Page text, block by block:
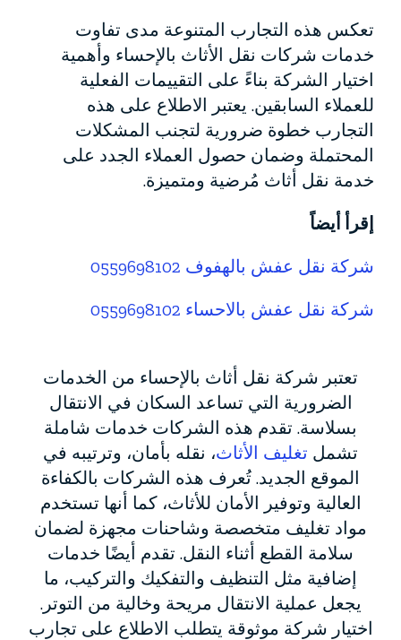
تعكس هذه التجارب المتنوعة مدى تفاوت
خدمات شركات نقل الأثاث بالإحساء وأهمية
اختيار الشركة بناءً على التقييمات الفعلية
للعملاء السابقين. يعتبر الاطلاع على هذه
التجارب خطوة ضرورية لتجنب المشكلات
المحتملة وضمان حصول العملاء الجدد على
خدمة نقل أثاث مُرضية ومتميزة.
إقرأ أيضاً
شركة نقل عفش بالهفوف 0559698102
شركة نقل عفش بالاحساء 0559698102
تعتبر شركة نقل أثاث بالإحساء من الخدمات
الضرورية التي تساعد السكان في الانتقال
بسلاسة. تقدم هذه الشركات خدمات شاملة
تشمل تغليف الأثاث، نقله بأمان، وترتيبه في
الموقع الجديد. تُعرف هذه الشركات بالكفاءة
العالية وتوفير الأمان للأثاث، كما أنها تستخدم
مواد تغليف متخصصة وشاحنات مجهزة لضمان
سلامة القطع أثناء النقل. تقدم أيضًا خدمات
إضافية مثل التنظيف والتفكيك والتركيب، ما
يجعل عملية الانتقال مريحة وخالية من التوتر.
اختيار شركة موثوقة يتطلب الاطلاع على تجارب